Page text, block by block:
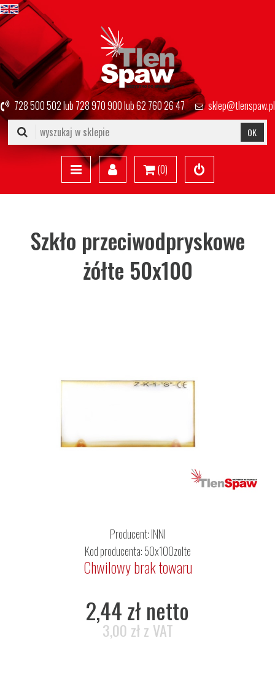
728 500 502lub728 970 900lub62 760 26 47 sklep@tlenspaw.pl
OK
(0)
Szkło przeciwodpryskowe
żółte 50x100
Producent:INNI
Kod producenta: 50x100zolte
Chwilowy brak towaru
2,44 zł netto
3,00 zł z VAT